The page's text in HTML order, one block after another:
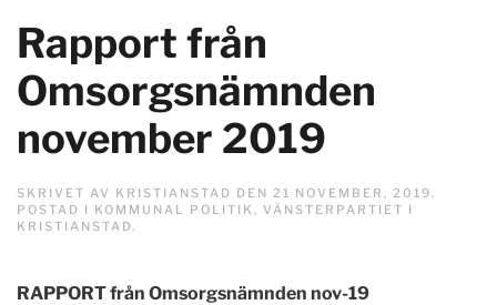
Rapport från
Omsorgsnämnden
november 2019
SKRIVET AV KRISTIANSTAD DEN 21 NOVEMBER, 2019.
POSTAD I KOMMUNAL POLITIK , VÄNSTERPARTIET I
KRISTIANSTAD.
RAPPORT ​från Omsorgsnämnden nov-19